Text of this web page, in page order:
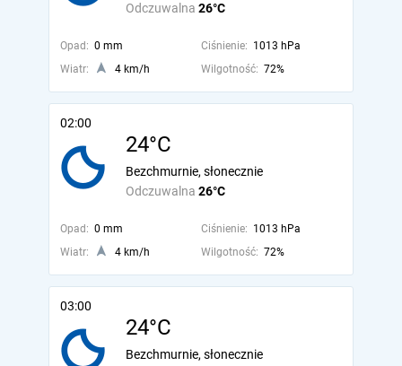
Odczuwalna 26°C
Opad: 0 mm Ciśnienie: 1013 hPa
Wiatr:
4 km/h Wilgotność: 72%
02:00
24°C
Odczuwalna 26°C
Bezchmurnie, słonecznie
Opad: 0 mm Ciśnienie: 1013 hPa
Wiatr:
4 km/h Wilgotność: 72%
03:00
24°C
Bezchmurnie, słonecznie